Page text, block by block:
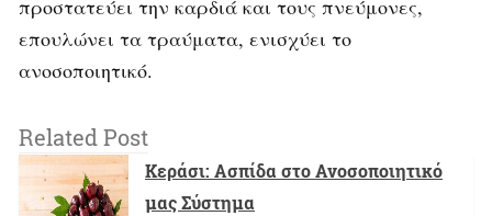
προστατεύει την καρδιά και τους πνεύμονες,
επουλώνει τα τραύματα, ενισχύει το
ανοσοποιητικό.
Related Post
Κεράσι: Ασπίδα στο Ανοσοποιητικό
μας Σύστημα